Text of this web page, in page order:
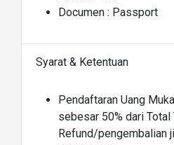
Documen : Passport
Syarat & Ketentuan
Pendaftaran Uang
sebesar 50% dari Total
Refund/pengembalian